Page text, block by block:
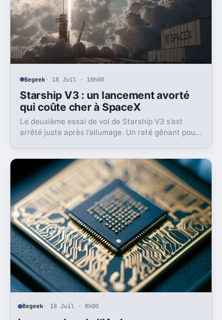
Begeek· 18 Juil · 10h00
Starship V3 : un lancement avorté
qui coûte cher à SpaceX
Le deuxième essai de vol de Starship V3 s’est
arrêté juste après l’allumage. Un raté gênant pour
Begeek· 18 Juil · 8h00